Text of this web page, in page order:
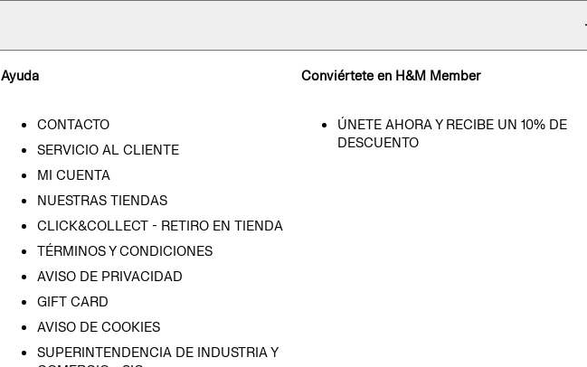
Ayuda
CONTACTO
SERVICIO AL CLIENTE
MI CUENTA
NUESTRAS TIENDAS
CLICK&COLLECT - RETIRO EN TIENDA
TÉRMINOS Y CONDICIONES
AVISO DE PRIVACIDAD
GIFT CARD
AVISO DE COOKIES
SUPERINTENDENCIA DE INDUSTRIA Y
Conviértete en H&M Member
ÚNETE AHORA Y RECIBE UN 10% DE
DESCUENTO